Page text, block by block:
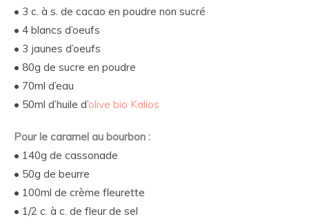
• 3 c. à s. de cacao en poudre non sucré
• 4 blancs d’oeufs
• 3 jaunes d’oeufs
• 80g de sucre en poudre
• 70ml d’eau
• 50ml d’huile d’olive bio Kalios
Pour le caramel au bourbon :
• 140g de cassonade
• 50g de beurre
• 100ml de crème fleurette
• 1/2 c. à c. de fleur de sel